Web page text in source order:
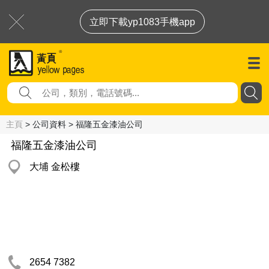
立即下載yp1083手機app
主頁 > 公司資料 > 福隆五金漆油公司
福隆五金漆油公司
大埔 金松樓
2654 7382